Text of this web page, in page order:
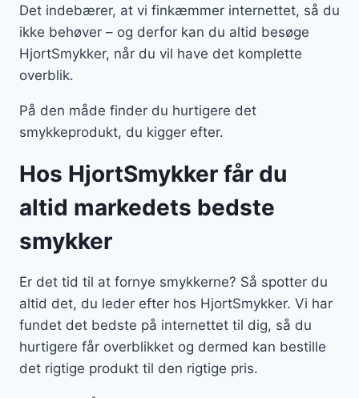
Det indebærer, at vi finkæmmer internettet, så du
ikke behøver – og derfor kan du altid besøge
HjortSmykker, når du vil have det komplette
overblik.
På den måde finder du hurtigere det
smykkeprodukt, du kigger efter.
Hos HjortSmykker får du
altid markedets bedste
smykker
Er det tid til at fornye smykkerne? Så spotter du
altid det, du leder efter hos HjortSmykker. Vi har
fundet det bedste på internettet til dig, så du
hurtigere får overblikket og dermed kan bestille
det rigtige produkt til den rigtige pris.